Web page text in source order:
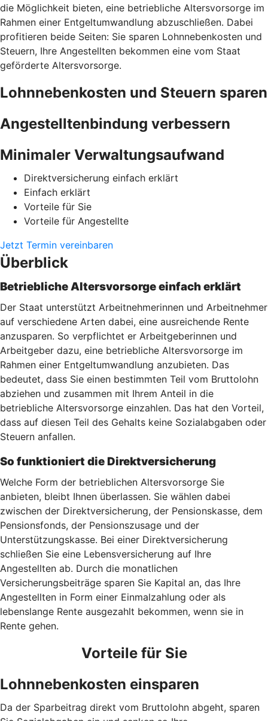
die Möglichkeit bieten, eine betriebliche Altersvorsorge im
Rahmen einer Entgeltumwandlung abzuschließen. Dabei
profitieren beide Seiten: Sie sparen Lohnnebenkosten und
Steuern, Ihre Angestellten bekommen eine vom Staat
geförderte Altersvorsorge.
Lohnnebenkosten und Steuern sparen
Angestelltenbindung verbessern
Minimaler Verwaltungsaufwand
Direktversicherung einfach erklärt
Einfach erklärt
Vorteile für Sie
Vorteile für Angestellte
Jetzt Termin vereinbaren
Überblick
Betriebliche Altersvorsorge einfach erklärt
Der Staat unterstützt Arbeitnehmerinnen und Arbeitnehmer
auf verschiedene Arten dabei, eine ausreichende Rente
anzusparen. So verpflichtet er Arbeitgeberinnen und
Arbeitgeber dazu, eine betriebliche Altersvorsorge im
Rahmen einer Entgeltumwandlung anzubieten. Das
bedeutet, dass Sie einen bestimmten Teil vom Bruttolohn
abziehen und zusammen mit Ihrem Anteil in die
betriebliche Altersvorsorge einzahlen. Das hat den Vorteil,
dass auf diesen Teil des Gehalts keine Sozialabgaben oder
Steuern anfallen.
So funktioniert die Direktversicherung
Welche Form der betrieblichen Altersvorsorge Sie
anbieten, bleibt Ihnen überlassen. Sie wählen dabei
zwischen der Direktversicherung, der Pensionskasse, dem
Pensionsfonds, der Pensionszusage und der
Unterstützungskasse. Bei einer Direktversicherung
schließen Sie eine Lebensversicherung auf Ihre
Angestellten ab. Durch die monatlichen
Versicherungsbeiträge sparen Sie Kapital an, das Ihre
Angestellten in Form einer Einmalzahlung oder als
lebenslange Rente ausgezahlt bekommen, wenn sie in
Rente gehen.
Vorteile für Sie
Lohnnebenkosten einsparen
Da der Sparbeitrag direkt vom Bruttolohn abgeht, sparen